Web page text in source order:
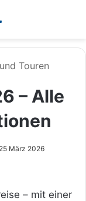
Touren
– Alle
März 2026
– mit einer